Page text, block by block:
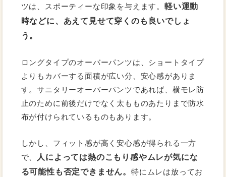
ツは、スポーティーな印象を与えます。軽い運動
時などに、あえて見せて穿くのも良いでしょ
う。
ロングタイプのオーバーパンツは、ショートタイプ
よりもカバーする面積が広い分、安心感がありま
す。サニタリーオーバーパンツであれば、横モレ防
止のために前後だけでなく太もものあたりまで防水
布が付けられているものもあります。
しかし、フィット感が高く安心感が得られる一方
で、
人によっては熱のこもり感やムレが気にな
る可能性も否定できません。特にムレは放ってお